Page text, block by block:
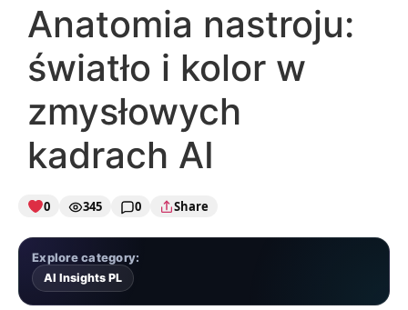
Anatomia nastroju:
światło i kolor w
zmysłowych
kadrach AI
0 345 0 Share
Explore category:
AI Insights PL